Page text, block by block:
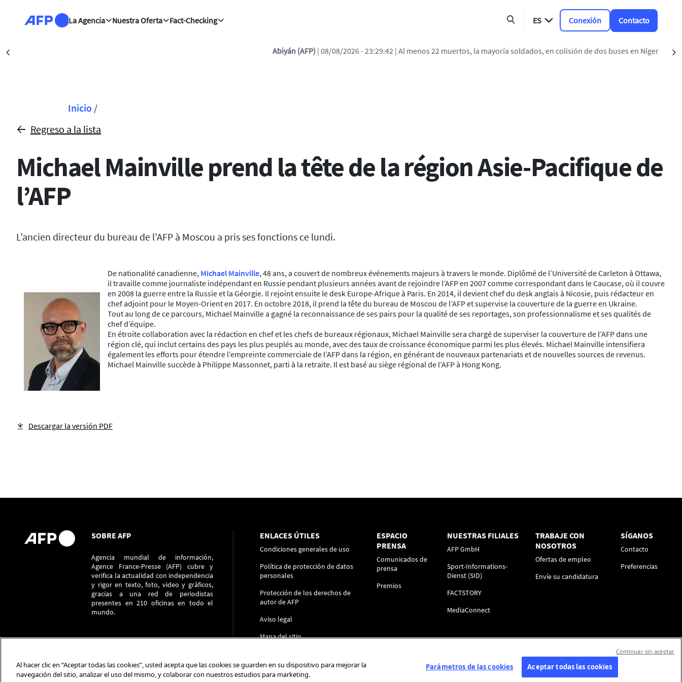
La Agencia
Nuestra Oferta Fact-Checking ES Conexión Contacto
| 08/08/2026 - 23:29:42| Al menos 22 muertos, la mayoría soldados, en colisión de dos buses en Níger
Sobrescribir enlaces de ayuda a la navegación
Inicio /
Regreso a la lista
Michael Mainville prend la tête de la région Asie-Pacifique de
l’AFP
L’ancien directeur du bureau de l’AFP à Moscou a pris ses fonctions ce lundi.
De nationalité canadienne, Michael Mainville, 48 ans, a couvert de nombreux événements majeurs à travers le monde. Diplômé de l’Université de Carleton à Ottawa,
il travaille comme journaliste indépendant en Russie pendant plusieurs années avant de rejoindre l’AFP en 2007 comme correspondant dans le Caucase, où il couvre
en 2008 la guerre entre la Russie et la Géorgie. Il rejoint ensuite le desk Europe-Afrique à Paris. En 2014, il devient chef du desk anglais à Nicosie, puis rédacteur en
chef adjoint pour le Moyen-Orient en 2017. En octobre 2018, il prend la tête du bureau de Moscou de l’AFP et supervise la couverture de la guerre en Ukraine.
Tout au long de ce parcours, Michael Mainville a gagné la reconnaissance de ses pairs pour la qualité de ses reportages, son professionnalisme et ses qualités de
chef d’équipe.
En étroite collaboration avec la rédaction en chef et les chefs de bureaux régionaux, Michael Mainville sera chargé de superviser la couverture de l’AFP dans une
région clé, qui inclut certains des pays les plus peuplés au monde, avec des taux de croissance économique parmi les plus élevés. Michael Mainville intensifiera
également les efforts pour étendre l’empreinte commerciale de l’AFP dans la région, en générant de nouveaux partenariats et de nouvelles sources de revenus.
Michael Mainville succède à Philippe Massonnet, parti à la retraite. Il est basé au siège régional de l’AFP à Hong Kong.
Descargar la versión PDF
SOBRE AFP
Agencia mundial de información,
Agence France-Presse (AFP) cubre y
verifica la actualidad con independencia
y rigor en texto, foto, video y gráficos,
gracias a una red de periodistas
presentes en 210 oficinas en todo el
mundo.
ENLACES ÚTILES
Condiciones generales de uso
Política de protección de datos
personales
Protección de los derechos de
autor de AFP
Aviso legal
Mapa del sitio
ESPACIO
PRENSA
Comunicados de
prensa
Premios
NUESTRAS FILIALES
AFP GmbH
Sport-Informations-
Dienst (SID)
FACTSTORY
MediaConnect
TRABAJE CON
NOSOTROS
Ofertas de empleo
Envíe su candidatura
SÍGANOS
Contacto
Preferencias
Al hacer clic en “Aceptar todas las cookies”, usted acepta que las cookies se guarden en su dispositivo para mejorar la
navegación del sitio, analizar el uso del mismo, y colaborar con nuestros estudios para marketing.
Parámetros de las cookies Aceptar todas las cookies
Continuar sin aceptar